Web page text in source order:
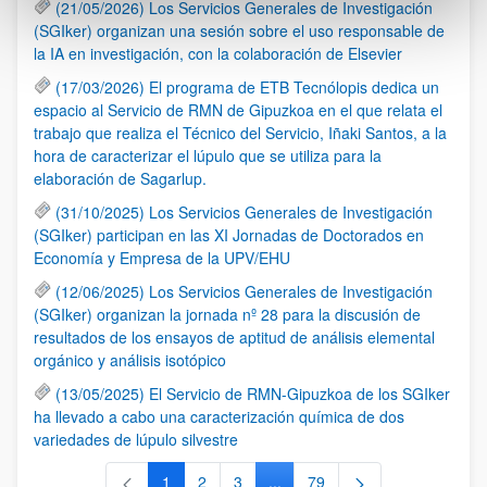
(21/05/2026) Los Servicios Generales de Investigación
(SGIker) organizan una sesión sobre el uso responsable de
la IA en investigación, con la colaboración de Elsevier
(17/03/2026) El programa de ETB Tecnólopis dedica un
espacio al Servicio de RMN de Gipuzkoa en el que relata el
trabajo que realiza el Técnico del Servicio, Iñaki Santos, a la
hora de caracterizar el lúpulo que se utiliza para la
elaboración de Sagarlup.
(31/10/2025) Los Servicios Generales de Investigación
(SGIker) participan en las XI Jornadas de Doctorados en
Economía y Empresa de la UPV/EHU
(12/06/2025) Los Servicios Generales de Investigación
(SGIker) organizan la jornada nº 28 para la discusión de
resultados de los ensayos de aptitud de análisis elemental
orgánico y análisis isotópico
(13/05/2025) El Servicio de RMN-Gipuzkoa de los SGIker
ha llevado a cabo una caracterización química de dos
variedades de lúpulo silvestre
1 2 3 ... 79